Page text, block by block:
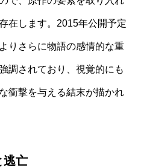
在します。2015年公開予定
りさらに物語の感情的な重
調されており、視覚的にも
衝撃を与える結末が描かれ
逃亡